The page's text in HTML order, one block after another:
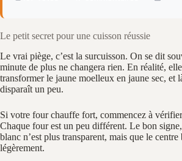
Le petit secret pour une cuisson réussie
Le vrai piège, c’est la surcuisson. On se dit
minute de plus ne changera rien. En réalité,
transformer le jaune moelleux en jaune sec, et
disparaît un peu.
Si votre four chauffe fort, commencez à
Chaque four est un peu différent. Le bon
blanc n’est plus transparent, mais que le centre
légèrement.